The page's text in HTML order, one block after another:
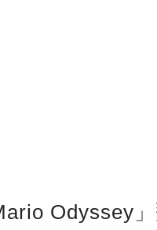
Odyssey